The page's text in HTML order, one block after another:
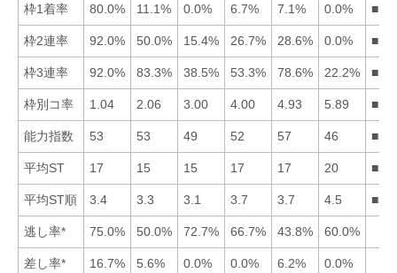
枠1着率 80.0% 11.1% 0.0% 6.7% 7.1% 0.0%
枠2連率 92.0% 50.0% 15.4% 26.7% 28.6% 0.0%
枠3連率 92.0% 83.3% 38.5% 53.3% 78.6% 22.2%
枠別コ率 1.04 2.06 3.00 4.00 4.93 5.89
能力指数 53 53 49 52 57 46
平均ST 17 15 15 17 17 20
平均ST順 3.4 3.3 3.1 3.7 3.7 4.5
逃し率* 75.0% 50.0% 72.7% 66.7% 43.8% 60.0%
差し率* 16.7% 5.6% 0.0% 0.0% 6.2% 0.0%